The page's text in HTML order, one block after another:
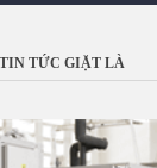
TIN TỨC GIẶT LÀ